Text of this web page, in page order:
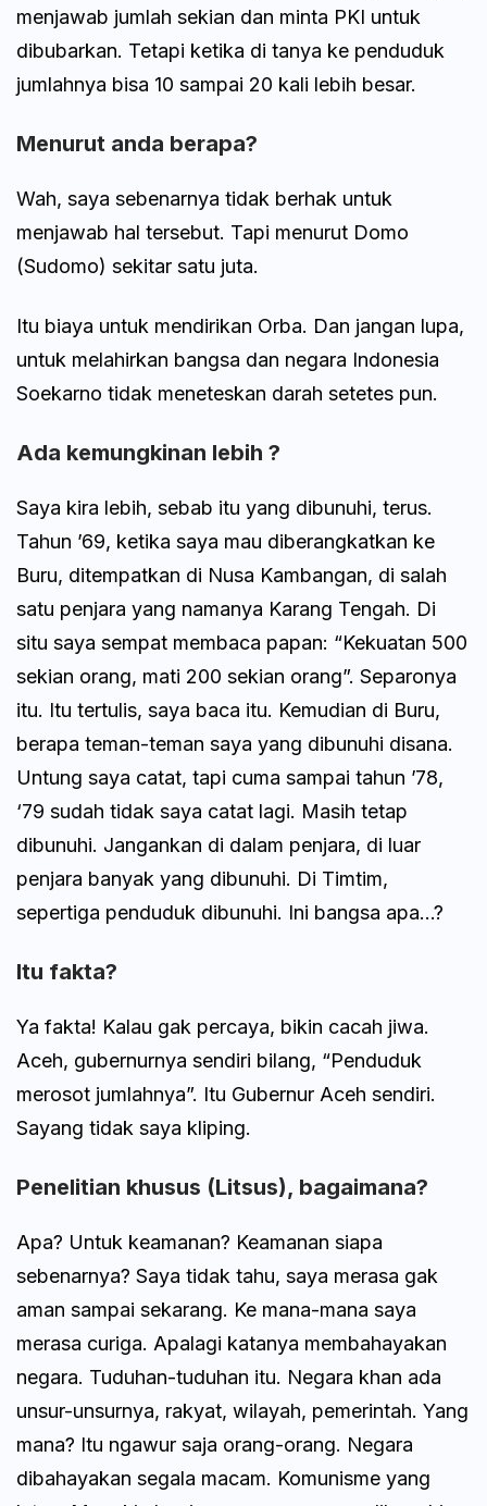
menjawab jumlah sekian dan minta PKI untuk
dibubarkan. Tetapi ketika di tanya ke penduduk
jumlahnya bisa 10 sampai 20 kali lebih besar.
Menurut anda berapa?
Wah, saya sebenarnya tidak berhak untuk
menjawab hal tersebut. Tapi menurut Domo
(Sudomo) sekitar satu juta.
Itu biaya untuk mendirikan Orba. Dan jangan lupa,
untuk melahirkan bangsa dan negara Indonesia
Soekarno tidak meneteskan darah setetes pun.
Ada kemungkinan lebih ?
Saya kira lebih, sebab itu yang dibunuhi, terus.
Tahun ’69, ketika saya mau diberangkatkan ke
Buru, ditempatkan di Nusa Kambangan, di salah
satu penjara yang namanya Karang Tengah. Di
situ saya sempat membaca papan: “Kekuatan 500
sekian orang, mati 200 sekian orang”. Separonya
itu. Itu tertulis, saya baca itu. Kemudian di Buru,
berapa teman-teman saya yang dibunuhi disana.
Untung saya catat, tapi cuma sampai tahun ’78,
‘79 sudah tidak saya catat lagi. Masih tetap
dibunuhi. Jangankan di dalam penjara, di luar
penjara banyak yang dibunuhi. Di Timtim,
sepertiga penduduk dibunuhi. Ini bangsa apa…?
Itu fakta?
Ya fakta! Kalau gak percaya, bikin cacah jiwa.
Aceh, gubernurnya sendiri bilang, “Penduduk
merosot jumlahnya”. Itu Gubernur Aceh sendiri.
Sayang tidak saya kliping.
Penelitian khusus (Litsus), bagaimana?
Apa? Untuk keamanan? Keamanan siapa
sebenarnya? Saya tidak tahu, saya merasa gak
aman sampai sekarang. Ke mana-mana saya
merasa curiga. Apalagi katanya membahayakan
negara. Tuduhan-tuduhan itu. Negara khan ada
unsur-unsurnya, rakyat, wilayah, pemerintah. Yang
mana? Itu ngawur saja orang-orang. Negara
dibahayakan segala macam. Komunisme yang